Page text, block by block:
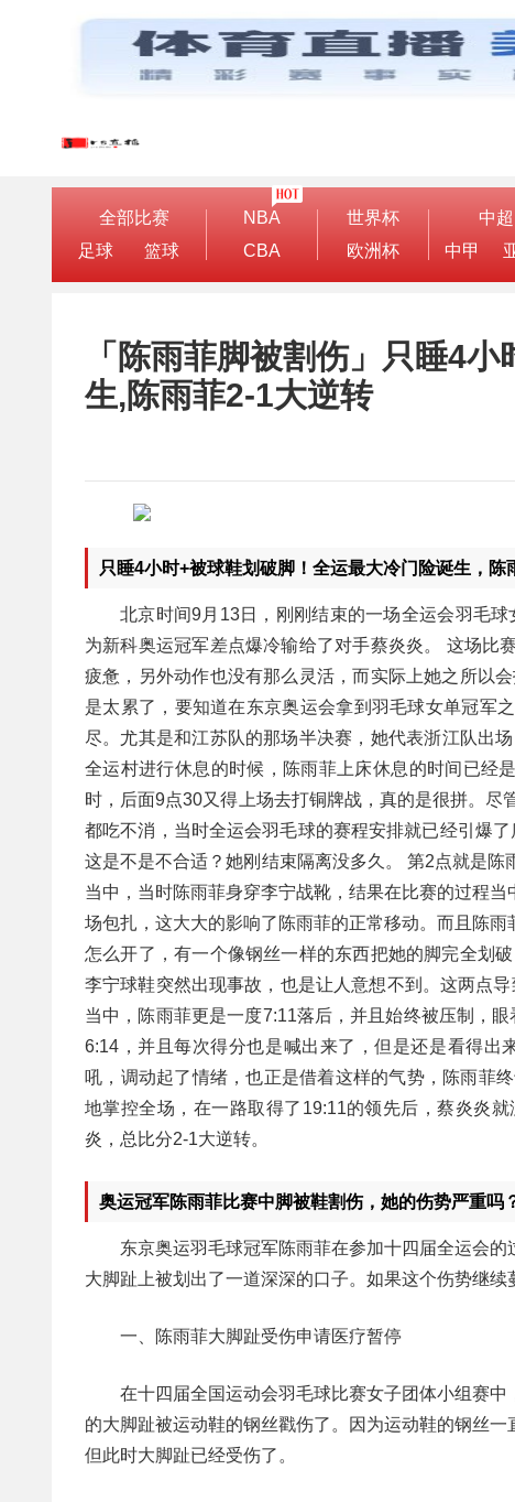
全部比赛
足球
篮球
NBA
CBA
世界杯
欧洲杯
中超
中甲
「陈雨菲脚被割伤」只睡4
生,陈雨菲2-1大逆转
只睡4小时+被球鞋划破脚！全运最大冷门险诞生，陈
北京时间9月13日，刚刚结束的一场全运会羽毛
为新科奥运冠军差点爆冷输给了对手蔡炎炎。 这场比
疲惫，另外动作也没有那么灵活，而实际上她之所以
是太累了，要知道在东京奥运会拿到羽毛球女单冠军
尽。尤其是和江苏队的那场半决赛，她代表浙江队出
全运村进行休息的时候，陈雨菲上床休息的时间已经
时，后面9点30又得上场去打铜牌战，真的是很拼。尽
都吃不消，当时全运会羽毛球的赛程安排就已经引爆
这是不是不合适？她刚结束隔离没多久。 第2点就是
当中，当时陈雨菲身穿李宁战靴，结果在比赛的过程
场包扎，这大大的影响了陈雨菲的正常移动。而且陈
怎么开了，有一个像钢丝一样的东西把她的脚完全划
李宁球鞋突然出现事故，也是让人意想不到。这两点
当中，陈雨菲更是一度7:11落后，并且始终被压制，
6:14，并且每次得分也是喊出来了，但是还是看得出
吼，调动起了情绪，也正是借着这样的气势，陈雨菲
地掌控全场，在一路取得了19:11的领先后，蔡炎炎
炎，总比分2-1大逆转。
奥运冠军陈雨菲比赛中脚被鞋割伤，她的伤势严重吗
东京奥运羽毛球冠军陈雨菲在参加十四届全运会
大脚趾上被划出了一道深深的口子。如果这个伤势继
一、陈雨菲大脚趾受伤申请医疗暂停
在十四届全国运动会羽毛球比赛女子团体小组赛
的大脚趾被运动鞋的钢丝戳伤了。因为运动鞋的钢丝
但此时大脚趾已经受伤了。